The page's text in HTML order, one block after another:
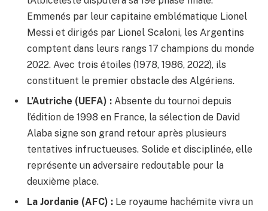
Emmenés par leur capitaine emblématique Lionel
Messi et dirigés par Lionel Scaloni, les Argentins
comptent dans leurs rangs 17 champions du monde
2022. Avec trois étoiles (1978, 1986, 2022), ils
constituent le premier obstacle des Algériens.
L’Autriche (UEFA) : Absente du tournoi depuis
l’édition de 1998 en France, la sélection de David
Alaba signe son grand retour après plusieurs
tentatives infructueuses. Solide et disciplinée, elle
représente un adversaire redoutable pour la
deuxième place.
La Jordanie (AFC) : Le royaume hachémite vivra un